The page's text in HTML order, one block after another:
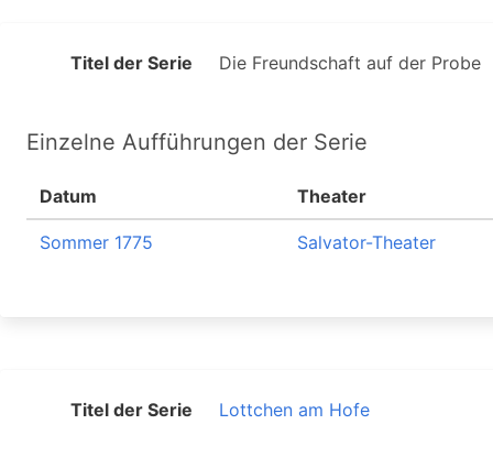
Titel der Serie Die Freundschaft auf der Probe
Einzelne Aufführungen der Serie
Datum Theater
Sommer 1775 Salvator-Theater
Titel der Serie Lottchen am Hofe